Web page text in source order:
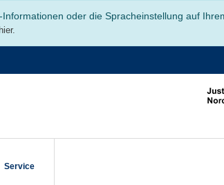
oder die Spracheinstellung auf
Service